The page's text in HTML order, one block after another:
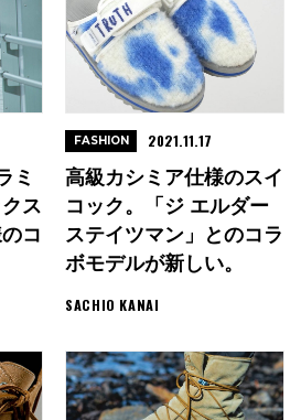
ミ
ス
コ
高級カシミア仕様のスイ
コック。「ジ エルダー
ステイツマン」とのコラ
ボモデルが新しい。
SACHIO KANAI
FASHION 2021.11.17